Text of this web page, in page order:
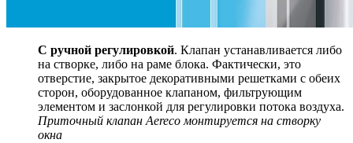
С ручной регулировкой. Клапан устанавливается либо
на створке, либо на раме блока. Фактически, это
отверстие, закрытое декоративными решетками с обеих
сторон, оборудованное клапаном, фильтрующим
элементом и заслонкой для регулировки потока воздуха.
Приточный клапан Aereco монтируется на створку
окна